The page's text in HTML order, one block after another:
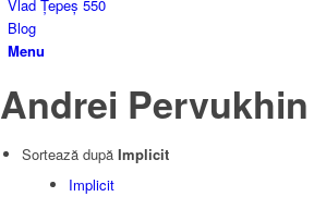
Vlad Țepeș 550
Blog
Menu
Andrei Pervukhin
Sortează după Implicit
Implicit